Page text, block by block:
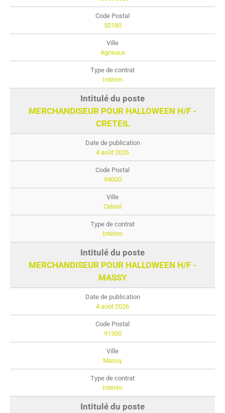
50180
Agneaux
Intérim
MERCHANDISEUR POUR HALLOWEEN H/F -
CRETEIL
4 août 2026
94000
Créteil
Intérim
MERCHANDISEUR POUR HALLOWEEN H/F -
MASSY
4 août 2026
91300
Massy
Intérim